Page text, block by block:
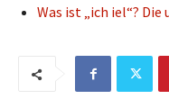
Was ist „ich iel“?